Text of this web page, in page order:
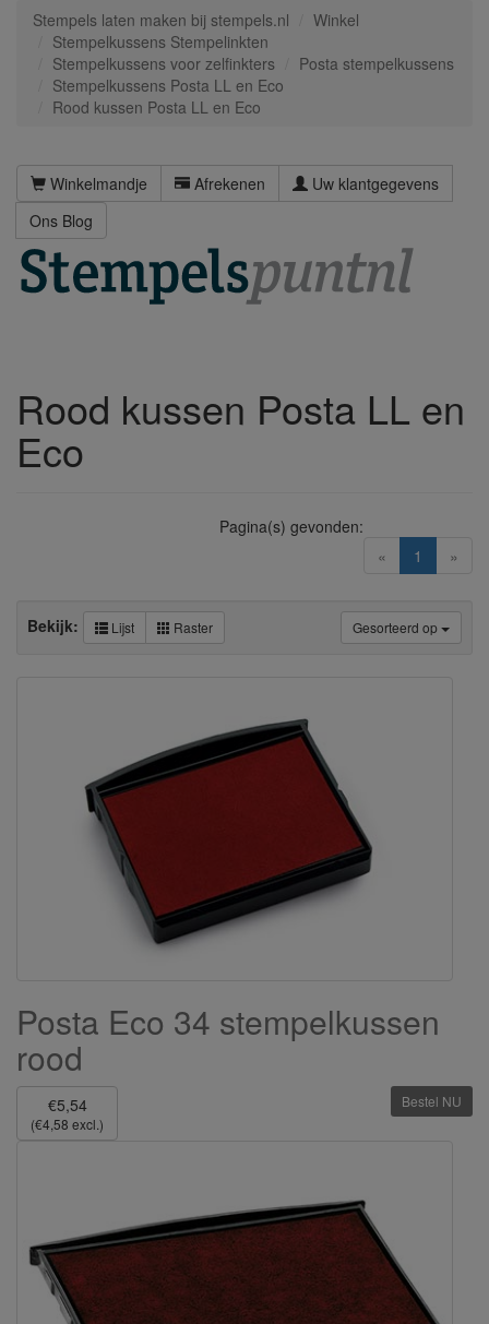
Stempels laten maken bij stempels.nl
Winkel
Stempelkussens Stempelinkten
Stempelkussens voor zelfinkters
Posta stempelkussens
Stempelkussens Posta LL en Eco
Rood kussen Posta LL en Eco
Winkelmandje Afrekenen
Uw klantgegevens
Ons Blog
Rood kussen Posta LL en
Eco
« 1 (current)
»
Pagina(s) gevonden:
Gesorteerd op
Bekijk: Lijst Raster
Posta Eco 34 stempelkussen
rood
€5,54
(€4,58 excl.)
Bestel NU